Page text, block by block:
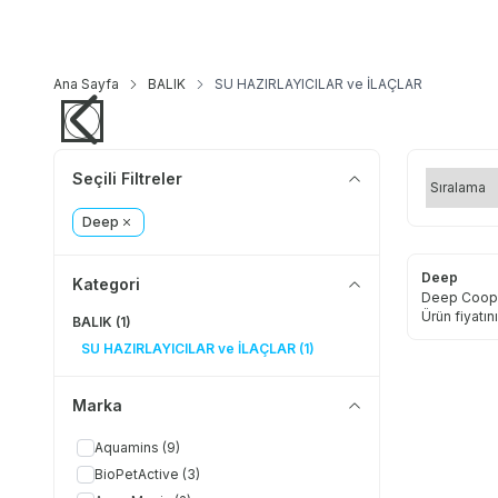
Ana Sayfa BALIK SU HAZIRLAYICILAR ve İLAÇLAR
Seçili Filtreler
Deep
Kategori
BALIK (1)
SU HAZIRLAYICILAR ve İLAÇLAR (1)
Marka
Aquamins (9)
BioPetActive (3)
Deep
Deep
Ürün